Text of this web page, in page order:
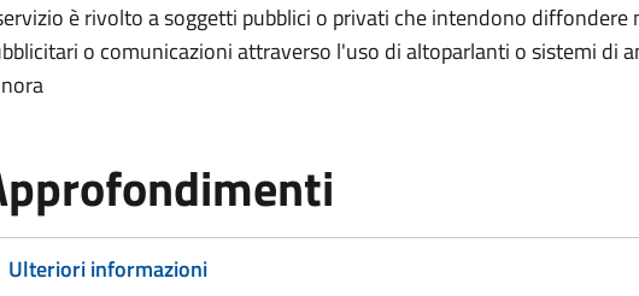
è rivolto a soggetti pubblici o privati che intendono diffondere
o comunicazioni attraverso l'uso di altoparlanti o sistemi di
Ulteriori informazioni